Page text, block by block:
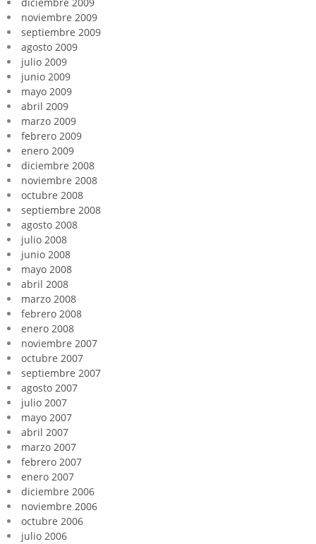
diciembre 2009
noviembre 2009
septiembre 2009
agosto 2009
julio 2009
junio 2009
mayo 2009
abril 2009
marzo 2009
febrero 2009
enero 2009
diciembre 2008
noviembre 2008
octubre 2008
septiembre 2008
agosto 2008
julio 2008
junio 2008
mayo 2008
abril 2008
marzo 2008
febrero 2008
enero 2008
noviembre 2007
octubre 2007
septiembre 2007
agosto 2007
julio 2007
mayo 2007
abril 2007
marzo 2007
febrero 2007
enero 2007
diciembre 2006
noviembre 2006
octubre 2006
julio 2006